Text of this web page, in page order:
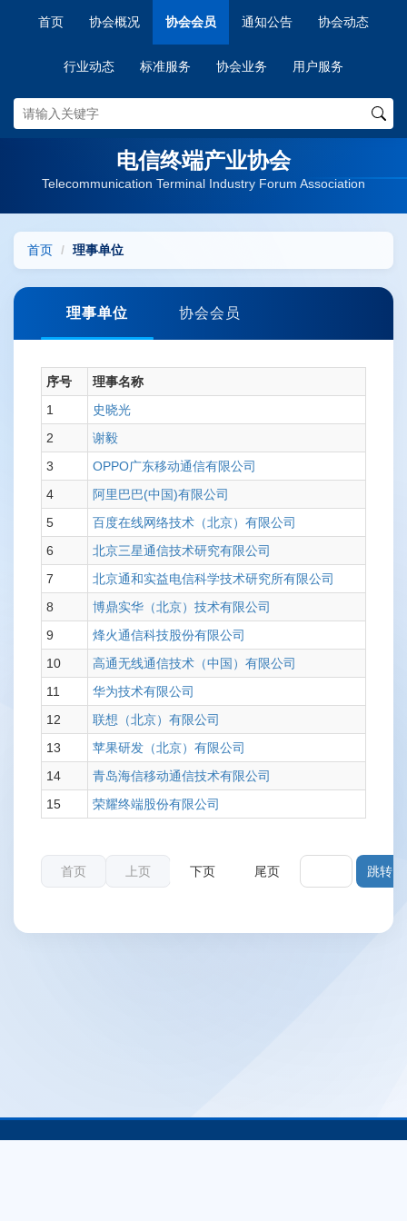
首页 协会概况 协会会员 通知公告 协会动态
行业动态 标准服务 协会业务 用户服务
电信终端产业协会
Telecommunication Terminal Industry Forum Association
首页 理事单位
理事单位 协会会员
序号
理事名称
1
史晓光
2
谢毅
3
OPPO广东移动通信有限公司
4
阿里巴巴(中国)有限公司
5
百度在线网络技术（北京）有限公司
6
北京三星通信技术研究有限公司
7
北京通和实益电信科学技术研究所有限公司
8
博鼎实华（北京）技术有限公司
9
烽火通信科技股份有限公司
10
高通无线通信技术（中国）有限公司
11
华为技术有限公司
12
联想（北京）有限公司
13
苹果研发（北京）有限公司
14
青岛海信移动通信技术有限公司
15
荣耀终端股份有限公司
首页 上页 下页 尾页